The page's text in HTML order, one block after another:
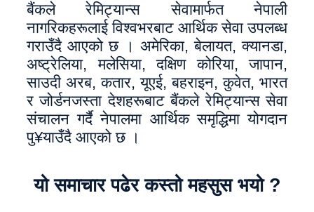
बैंकले रेमिट्यान्स सेवामार्फत नेपाली
नागरिकहरूलाई विश्वभरबाट आर्थिक सेवा उपलब्ध
गराउँदै आएको छ । अमेरिका, बेलायत, क्यानडा,
अष्ट्रेलिया, मलेसिया, दक्षिण कोरिया, जापान,
साउदी अरब, कतार, यूएई, बहराइन, कुवेत, भारत
र जोर्डनजस्ता देशहरूबाट बैंकले रेमिट्यान्स सेवा
संचालन गर्दै नेपालमा आर्थिक समृद्धिमा योगदान
पु¥याउँदै आएको छ ।
यो समाचार पढेर कस्तो महसुस भयो ?